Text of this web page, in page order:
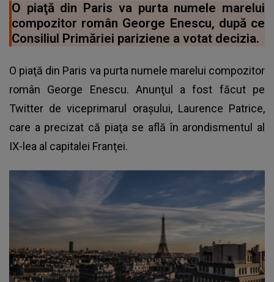
O piaţă din Paris va purta numele marelui
compozitor român George Enescu, după ce
Consiliul Primăriei pariziene a votat decizia.
O piaţă din Paris va purta numele marelui compozitor
român George Enescu. Anunţul a fost făcut pe
Twitter de viceprimarul oraşului, Laurence Patrice,
care a precizat că piaţa se află în arondismentul al
IX-lea al capitalei Franţei.